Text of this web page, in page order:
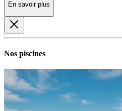
En savoir plus
Nos piscines